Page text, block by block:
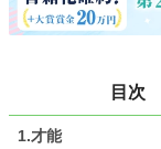
攻め。オス丸出しの男が
れる。人より感度が良
R18です
目次
1.才能